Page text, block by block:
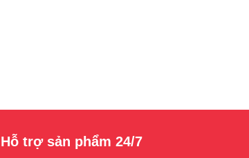
Hỗ trợ sản phẩm 24/7